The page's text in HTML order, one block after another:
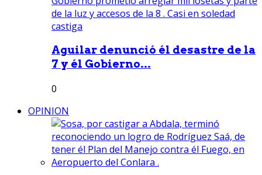
Aguilar denunció él desastre de la
7 y él Gobierno...
0
OPINION